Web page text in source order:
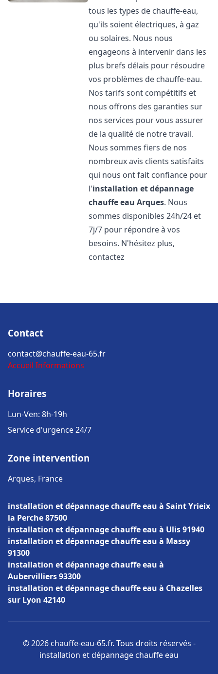
tous les types de chauffe-eau,
qu'ils soient électriques, à gaz
ou solaires. Nous nous
engageons à intervenir dans les
plus brefs délais pour résoudre
vos problèmes de chauffe-eau.
Nos tarifs sont compétitifs et
nous offrons des garanties sur
nos services pour vous assurer
de la qualité de notre travail.
Nous sommes fiers de nos
nombreux avis clients satisfaits
qui nous ont fait confiance pour
l'installation et dépannage
chauffe eau Arques. Nous
sommes disponibles 24h/24 et
7j/7 pour répondre à vos
besoins. N'hésitez plus,
contactez
Contact
contact@chauffe-eau-65.fr
Accueil Informations
Horaires
Lun-Ven: 8h-19h
Service d'urgence 24/7
Zone intervention
Arques, France
installation et dépannage chauffe eau à Saint Yrieix
la Perche 87500
installation et dépannage chauffe eau à Ulis 91940
installation et dépannage chauffe eau à Massy
91300
installation et dépannage chauffe eau à
Aubervilliers 93300
installation et dépannage chauffe eau à Chazelles
sur Lyon 42140
© 2026 chauffe-eau-65.fr. Tous droits réservés -
installation et dépannage chauffe eau